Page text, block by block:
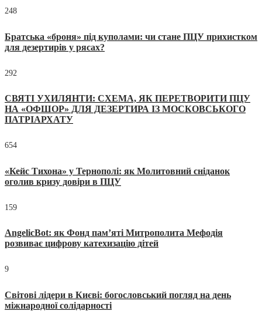
248
Братська «броня» під куполами: чи стане ПЦУ прихистком
для дезертирів у рясах?
292
СВЯТІ УХИЛЯНТИ: СХЕМА, ЯК ПЕРЕТВОРИТИ ПЦУ
НА «ОФШОР» ДЛЯ ДЕЗЕРТИРА ІЗ МОСКОВСЬКОГО
ПАТРІАРХАТУ
654
«Кейс Тихона» у Тернополі: як Молитовний сніданок
оголив кризу довіри в ПЦУ
159
AngelicBot: як Фонд пам’яті Митрополита Мефодія
розвиває цифрову катехизацію дітей
9
Світові лідери в Києві: богословський погляд на день
міжнародної солідарності